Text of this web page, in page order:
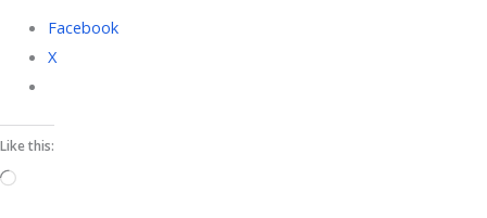
Facebook
X
Like this:
Loading…